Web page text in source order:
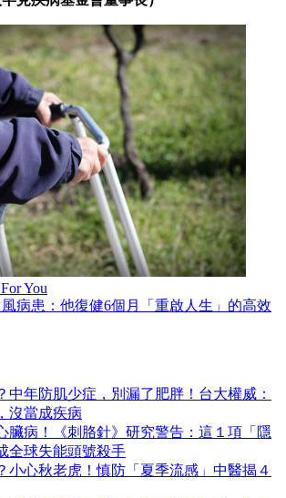
You
病患：他復健6個月「重啟人生」的高效
中年防肌少症，別漏了肥胖！台大權威：
沒當成疾病
臟病！《刺胳針》研究警告：這１項「隱
全球失能頭號殺手
小心秋老虎！慎防「夏季流感」中醫揭４